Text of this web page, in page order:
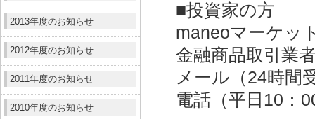
2013年度のお知らせ
2012年度のお知らせ
2011年度のお知らせ
2010年度のお知らせ
■投資家の方
maneoマーケッ
金融商品取引業
メール（24時間
電話（平日10：